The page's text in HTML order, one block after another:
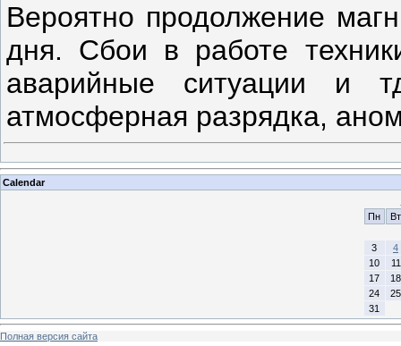
Вероятно продолжение
дня. Сбои в работе
аварийные ситуации и
атмосферная разрядка,
Calendar
Пн
Вт
3
4
10
11
17
18
24
25
31
Полная версия сайта